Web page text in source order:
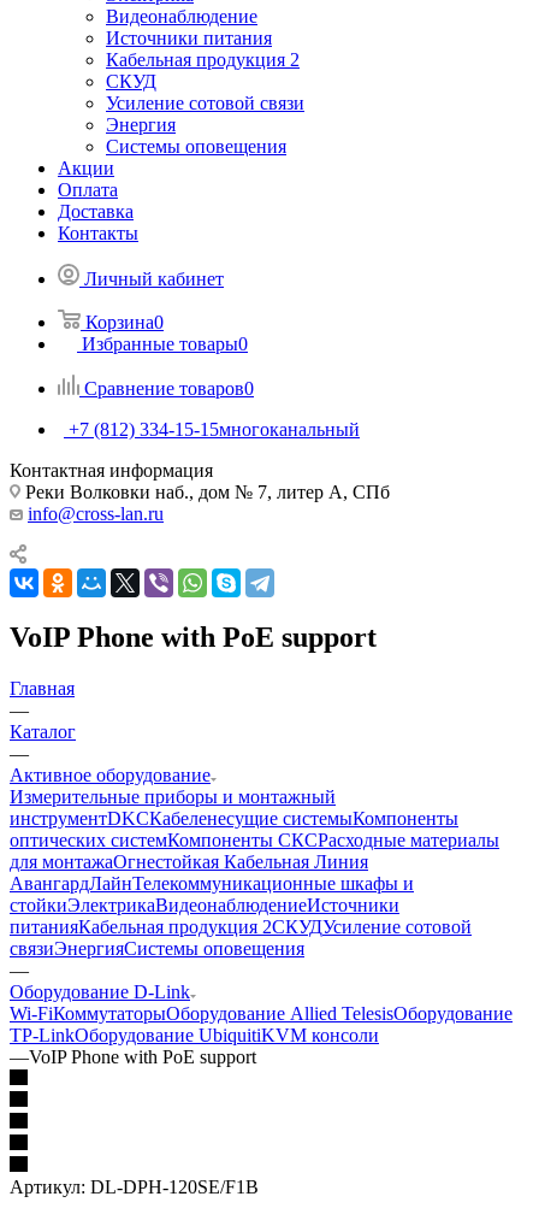
Видеонаблюдение
Источники питания
Кабельная продукция 2
СКУД
Усиление сотовой связи
Энергия
Системы оповещения
Акции
Оплата
Доставка
Контакты
Личный кабинет
Корзина0
Избранные товары0
Сравнение товаров0
+7 (812) 334-15-15многоканальный
Контактная информация
Реки Волковки наб., дом № 7, литер А, СПб
info@cross-lan.ru
VoIP Phone with PoE support
Главная
—
Каталог
—
Активное оборудование
Измерительные приборы и монтажный
инструментDKCКабеленесущие системыКомпоненты
оптических системКомпоненты СКСРасходные материалы
для монтажаОгнестойкая Кабельная Линия
АвангардЛайнТелекоммуникационные шкафы и
стойкиЭлектрикаВидеонаблюдениеИсточники
питанияКабельная продукция 2СКУДУсиление сотовой
связиЭнергияСистемы оповещения
—
Оборудование D-Link
Wi-FiКоммутаторыОборудование Allied TelesisОборудование
TP-LinkОборудование UbiquitiKVM консоли
—VoIP Phone with PoE support
Артикул: DL-DPH-120SE/F1B